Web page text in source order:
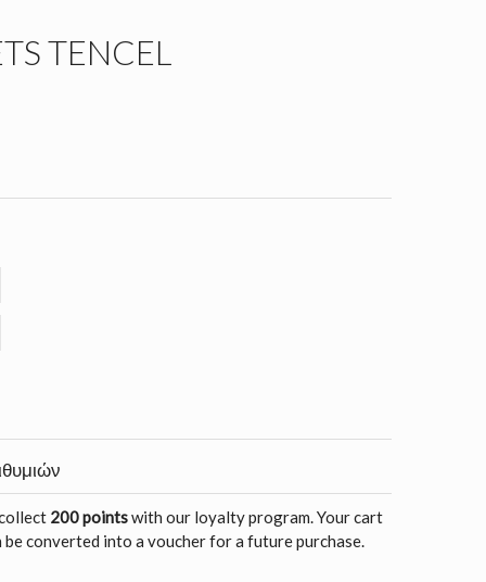
TENCEL
200 pointswith our loyalty program. Your cart
be converted into a voucher for a future purchase.